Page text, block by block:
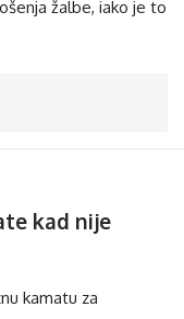
žalbe, iako je to
kad nije
kamatu za